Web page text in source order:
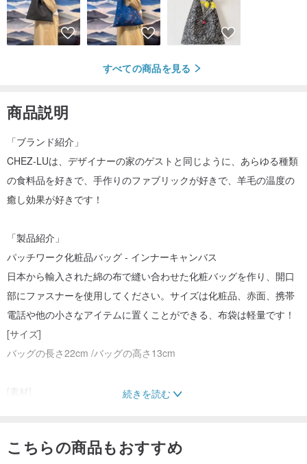
すべての商品を見る
商品説明
「ブランド紹介」
CHEZ-LUは、デザイナーの家のゲストと同じように、あらゆる種類
の食料品を好きで、手作りのファブリックが好きで、羊毛の温度の
癒し効果が好きです！
「製品紹介」
パッチワーク化粧品バッグ - インナーキャンバス
日本から輸入された綿の布で縫い合わせた化粧バッグを作り、開口
部にファスナーを使用してください。サイズは化粧品、赤面、携帯
電話や他の小さなアイテムに置くことができる、布袋は軽量です！
[サイズ]
バッグの長さ22cm /バッグの高さ13cm
[素材]
続きを読む
こちらの商品もおすすめ